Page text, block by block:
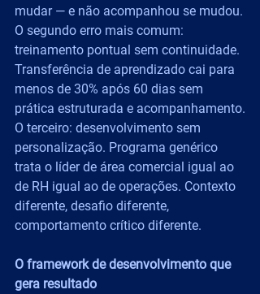
mudar — e não acompanhou se mudou.
O segundo erro mais comum:
treinamento pontual sem continuidade.
Transferência de aprendizado cai para
menos de 30% após 60 dias sem
prática estruturada e acompanhamento.
O terceiro: desenvolvimento sem
personalização. Programa genérico
trata o líder de área comercial igual ao
de RH igual ao de operações. Contexto
diferente, desafio diferente,
comportamento crítico diferente.
O framework de desenvolvimento que
gera resultado